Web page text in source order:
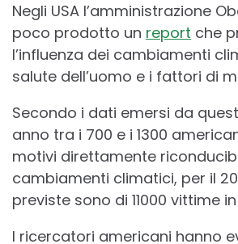
Negli USA l’amministrazione
poco prodotto un report che
l’influenza dei cambiamenti
salute dell’uomo e i fattori di
Secondo i dati emersi da
anno tra i 700 e i 1300
motivi direttamente
cambiamenti climatici, per il
previste sono di 11000 vittime
I ricercatori americani hanno